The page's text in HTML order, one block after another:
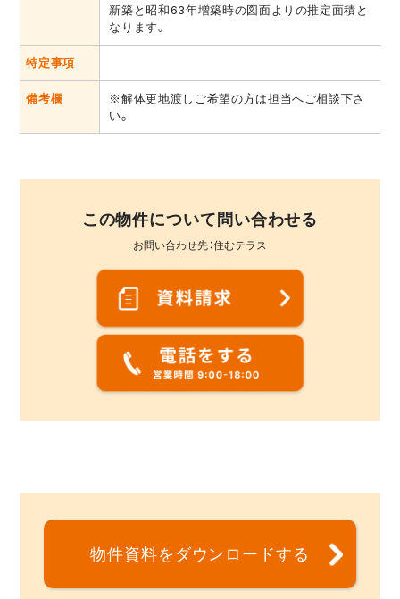
新築と昭和63年増築時の図面よりの推定面積と
なります。
特定事項
備考欄
※解体更地渡しご希望の方は担当へご相談下さ
い。
この物件について問い合わせる
お問い合わせ先：住むテラス
物件資料をダウンロードする